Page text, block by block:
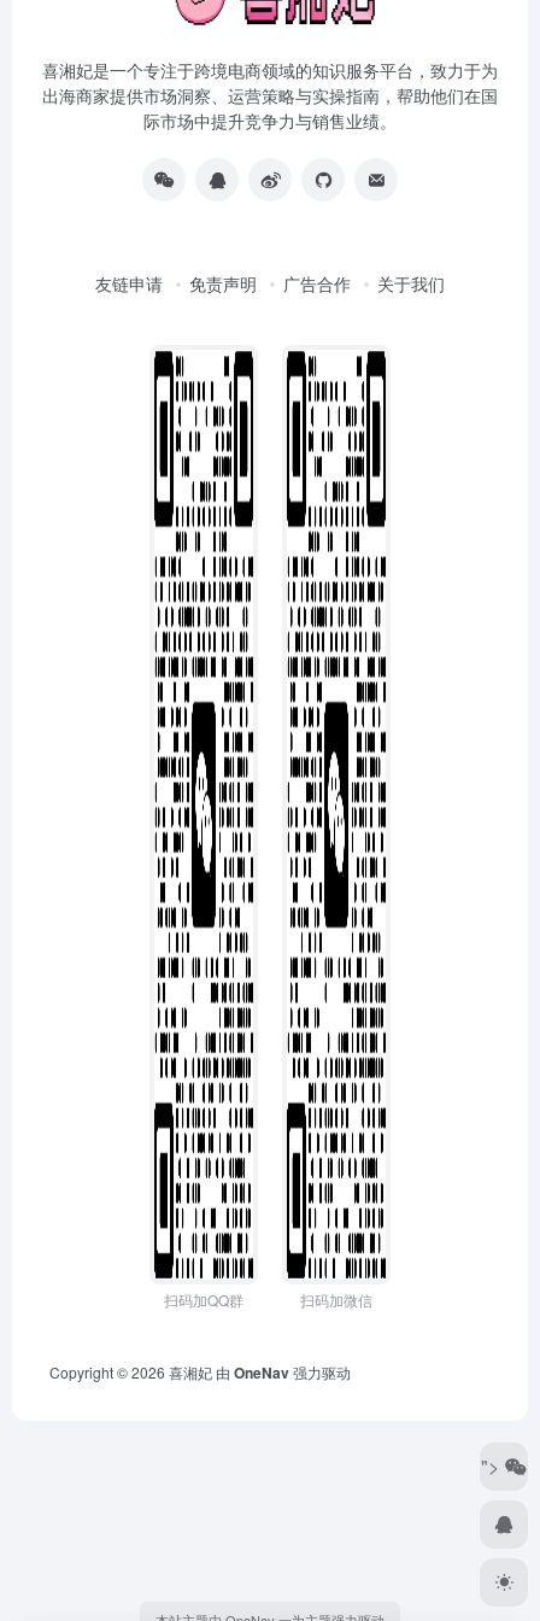
喜湘妃是一个专注于跨境电商领域的知识服务平台，致力于为
出海商家提供市场洞察、运营策略与实操指南，帮助他们在国
际市场中提升竞争力与销售业绩。
友链申请 免责声明 广告合作 关于我们
扫码加QQ群 扫码加微信
Copyright © 2026 喜湘妃 由 OneNav强力驱动
">